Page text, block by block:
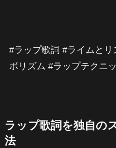
#ラップ歌詞 #ライムと
ボリズム #ラップテクニ
ラップ歌詞を独自の
法